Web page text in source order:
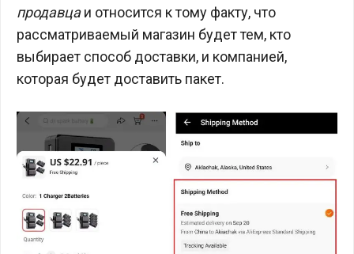
продавцаи относится к тому факту, что
рассматриваемый магазин будет тем, кто
выбирает способ доставки, и компанией,
которая будет доставить пакет.